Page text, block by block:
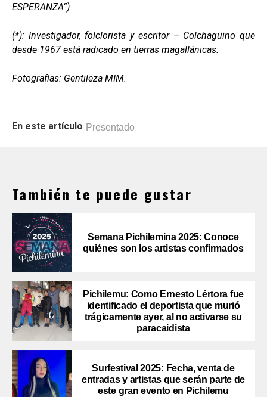
ESPERANZA”)
(*): Investigador, folclorista y escritor – Colchagüino que
desde 1967 está radicado en tierras magallánicas.
Fotografías: Gentileza MIM.
En este artículo Presentado
También te puede gustar
Semana Pichilemina 2025: Conoce
quiénes son los artistas confirmados
Pichilemu: Como Ernesto Lértora fue
identificado el deportista que murió
trágicamente ayer, al no activarse su
paracaidista
Surfestival 2025: Fecha, venta de
entradas y artistas que serán parte de
este gran evento en Pichilemu